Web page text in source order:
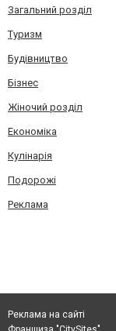
Загальний розділ
Туризм
Будівництво
Бізнес
Жіночий розділ
Економіка
Кулінарія
Подорожі
Реклама
Реклама на сайті